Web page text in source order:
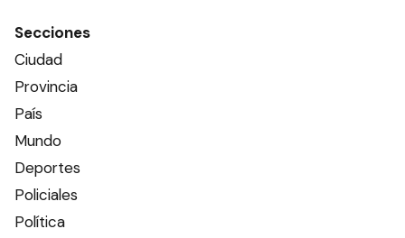
Secciones
Ciudad
Provincia
País
Mundo
Deportes
Policiales
Política